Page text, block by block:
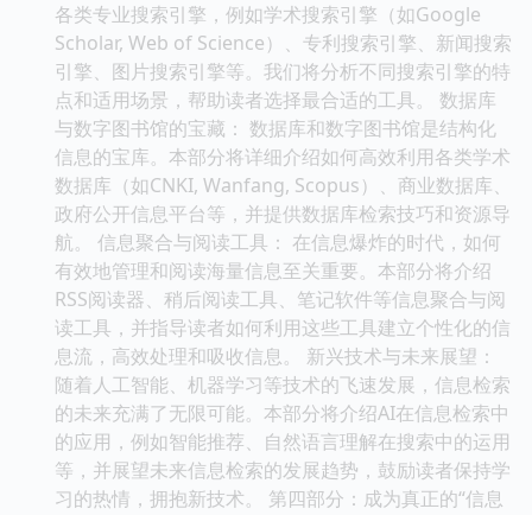
各类专业搜索引擎，例如学术搜索引擎（如Google
Scholar, Web of Science）、专利搜索引擎、新闻搜索
引擎、图片搜索引擎等。我们将分析不同搜索引擎的特
点和适用场景，帮助读者选择最合适的工具。 数据库
与数字图书馆的宝藏： 数据库和数字图书馆是结构化
信息的宝库。本部分将详细介绍如何高效利用各类学术
数据库（如CNKI, Wanfang, Scopus）、商业数据库、
政府公开信息平台等，并提供数据库检索技巧和资源导
航。 信息聚合与阅读工具： 在信息爆炸的时代，如何
有效地管理和阅读海量信息至关重要。本部分将介绍
RSS阅读器、稍后阅读工具、笔记软件等信息聚合与阅
读工具，并指导读者如何利用这些工具建立个性化的信
息流，高效处理和吸收信息。 新兴技术与未来展望：
随着人工智能、机器学习等技术的飞速发展，信息检索
的未来充满了无限可能。本部分将介绍AI在信息检索中
的应用，例如智能推荐、自然语言理解在搜索中的运用
等，并展望未来信息检索的发展趋势，鼓励读者保持学
习的热情，拥抱新技术。 第四部分：成为真正的“信息